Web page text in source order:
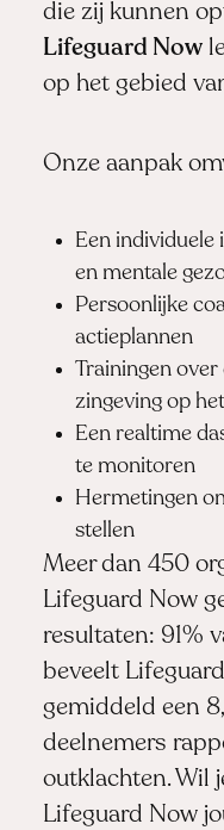
die zij kunnen
Lifeguard Now
op het gebied
Onze aanpak
Een individuele
en mentale
Persoonlijke
actieplannen
Trainingen
zingeving op
Een realtime
te monitoren
Hermetingen
stellen
Meer dan 450
Lifeguard Now
resultaten: 91%
beveelt
gemiddeld een
deelnemers
outklachten. Wil
Lifeguard Now